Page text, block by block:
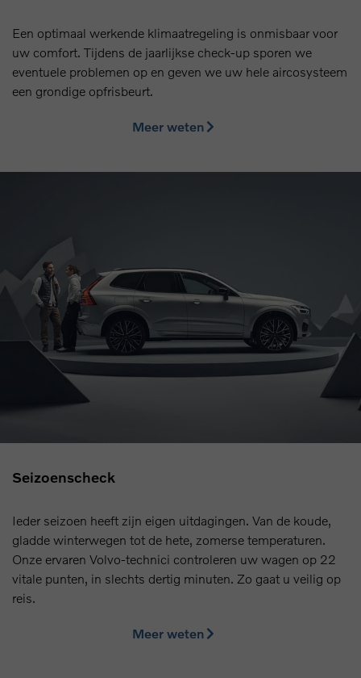
Een optimaal werkende klimaatregeling is onmisbaar voor
uw comfort. Tijdens de jaarlijkse check-up sporen we
eventuele problemen op en geven we uw hele aircosysteem
een grondige opfrisbeurt.
Meer weten
Seizoenscheck
Ieder seizoen heeft zijn eigen uitdagingen. Van de koude,
gladde winterwegen tot de hete, zomerse temperaturen.
Onze ervaren Volvo-technici controleren uw wagen op 22
vitale punten, in slechts dertig minuten. Zo gaat u veilig op
reis.
Meer weten